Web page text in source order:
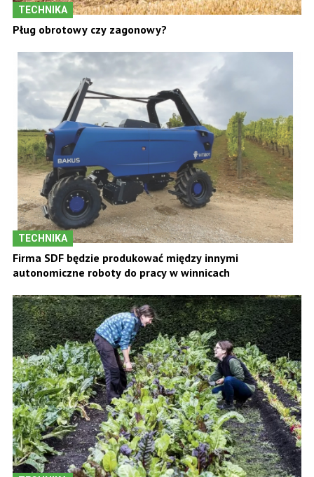
TECHNIKA
Pług obrotowy czy zagonowy?
TECHNIKA
Firma SDF będzie produkować między innymi
autonomiczne roboty do pracy w winnicach